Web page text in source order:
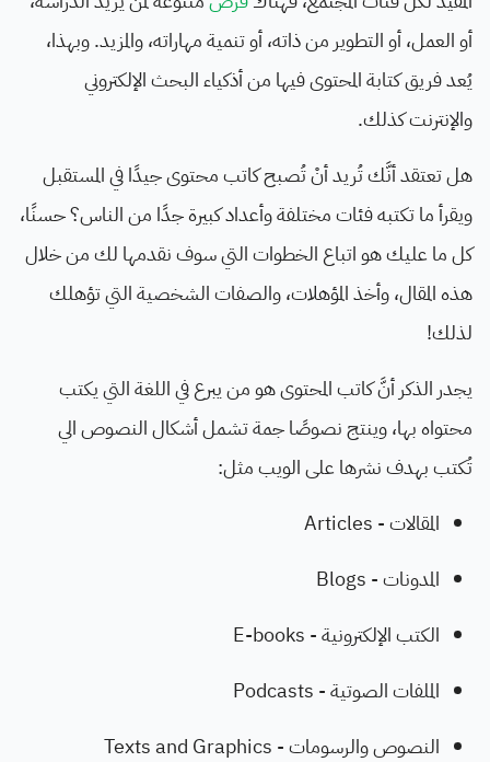
أو العمل، أو التطوير من ذاته، أو تنمية مهاراته، والمزيد. وبهذا،
يُعد فريق كتابة المحتوى فيها من أذكياء البحث الإلكتروني
والإنترنت كذلك.
هل تعتقد أنَّك تُريد أنْ تُصبح كاتب محتوى جيدًا في المستقبل
ويقرأ ما تكتبه فئات مختلفة وأعداد كبيرة جدًا من الناس؟ حسنًا،
كل ما عليك هو اتباع الخطوات التي سوف نقدمها لك من خلال
هذه المقال، وأخذ المؤهلات، والصفات الشخصية التي تؤهلك
لذلك!
يجدر الذكر أنَّ كاتب المحتوى هو من يبرع في اللغة التي يكتب
محتواه بها، وينتج نصوصًا جمة تشمل أشكال النصوص الي
تُكتب بهدف نشرها على الويب مثل:
المقالات - Articles
المدونات - Blogs
الكتب الإلكترونية - E-books
الملفات الصوتية - Podcasts
النصوص والرسومات - Texts and Graphics